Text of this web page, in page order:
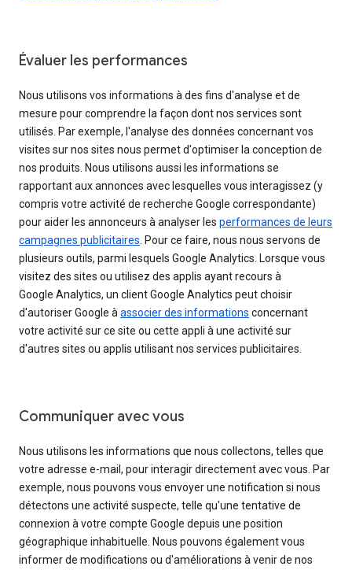
Évaluer les performances
Nous utilisons vos informations à des fins d'analyse et de
mesure pour comprendre la façon dont nos services sont
utilisés. Par exemple, l'analyse des données concernant vos
visites sur nos sites nous permet d'optimiser la conception de
nos produits. Nous utilisons aussi les informations se
rapportant aux annonces avec lesquelles vous interagissez (y
compris votre activité de recherche Google correspondante)
pour aider les annonceurs à analyser les performances de leurs
campagnes publicitaires . Pour ce faire, nous nous servons de
plusieurs outils, parmi lesquels Google Analytics. Lorsque vous
visitez des sites ou utilisez des applis ayant recours à
Google Analytics, un client Google Analytics peut choisir
d'autoriser Google à associer des informations concernant
votre activité sur ce site ou cette appli à une activité sur
d'autres sites ou applis utilisant nos services publicitaires.
Communiquer avec vous
Nous utilisons les informations que nous collectons, telles que
votre adresse e-mail, pour interagir directement avec vous. Par
exemple, nous pouvons vous envoyer une notification si nous
détectons une activité suspecte, telle qu'une tentative de
connexion à votre compte Google depuis une position
géographique inhabituelle. Nous pouvons également vous
informer de modifications ou d'améliorations à venir de nos